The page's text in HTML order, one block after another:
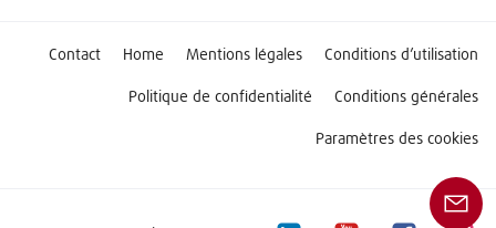
Contact Home Mentions légales Conditions d’utilisation
Politique de confidentialité Conditions générales
Paramètres des cookies